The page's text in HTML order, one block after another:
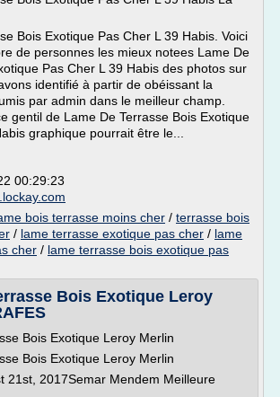
Bois Exotique Pas Cher L 39 Habis. Voici
de personnes les mieux notees Lame De
Pas Cher L 39 Habis des photos sur
identifié à partir de obéissant la
par admin dans le meilleur champ.
gentil de Lame De Terrasse Bois Exotique
graphique pourrait être le...
00:29:23
bois terrasse moins cher / terrasse bois
/ lame terrasse exotique pas cher / lame
cher / lame terrasse bois exotique pas
Bois Exotique Leroy
Bois Exotique Leroy Merlin
Bois Exotique Leroy Merlin
21st, 2017Semar Mendem Meilleure